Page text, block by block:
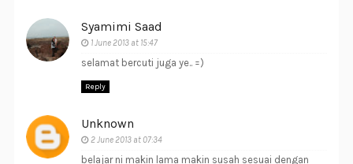
Syamimi Saad
1 June 2013 at 15:47
selamat bercuti juga ye.. =)
Reply
Unknown
2 June 2013 at 07:34
belajar ni makin lama makin susah sesuai dengan